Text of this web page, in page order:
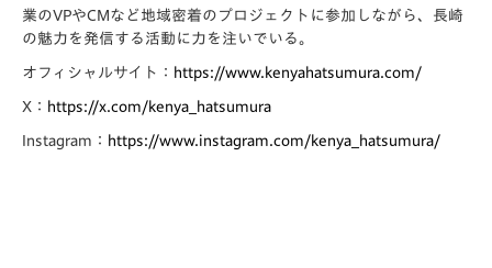
業のVPやCMなど地域密着のプロジェクトに参加しながら、長崎
の魅力を発信する活動に力を注いでいる。
オフィシャルサイト： https://www.kenyahatsumura.com/
X： https://x.com/kenya_hatsumura
Instagram： https://www.instagram.com/kenya_hatsumura/